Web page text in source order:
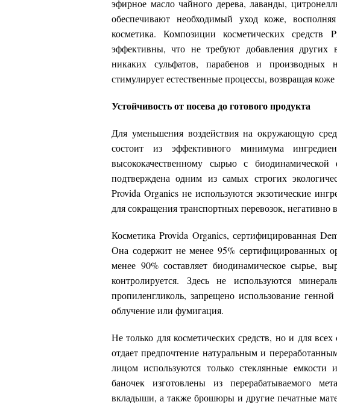
эфирное масло чайного дерева, лаванды,
обеспечивают необходимый уход коже,
косметика. Композиции косметических средств
эффективны, что не требуют добавления других
никаких сульфатов, парабенов и производных
стимулирует естественные процессы, возвращая
Устойчивость от посева до готового продукта
Для уменьшения воздействия на окружающую
состоит из эффективного минимума
высококачественному сырью с
подтверждена одним из самых строгих
Provida Organics не используются экзотические
для сокращения транспортных перевозок,
Косметика Provida Organics, сертифицированная
Она содержит не менее 95% сертифицированных
менее 90% составляет биодинамическое сырье,
контролируется. Здесь не используются
пропиленгликоль, запрещено использование
облучение или фумигация.
Не только для косметических средств, но и для
отдает предпочтение натуральным и
лицом используются только стеклянные
баночек изготовлены из перерабатываемого
вкладыши, а также брошюры и другие печатные